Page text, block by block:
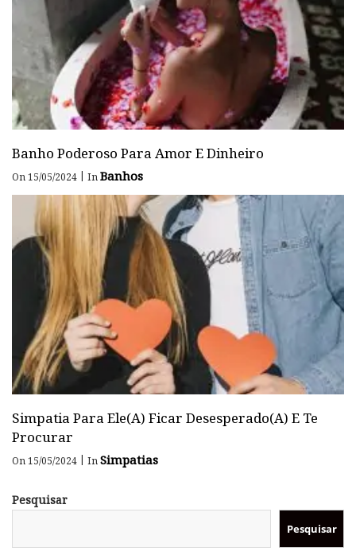
Banho Poderoso Para Amor E Dinheiro
On 15/05/2024 | InBanhos
Simpatia Para Ele(a) Ficar Desesperado(a) E Te
Procurar
On 15/05/2024 | InSimpatias
Pesquisar
Pesquisar